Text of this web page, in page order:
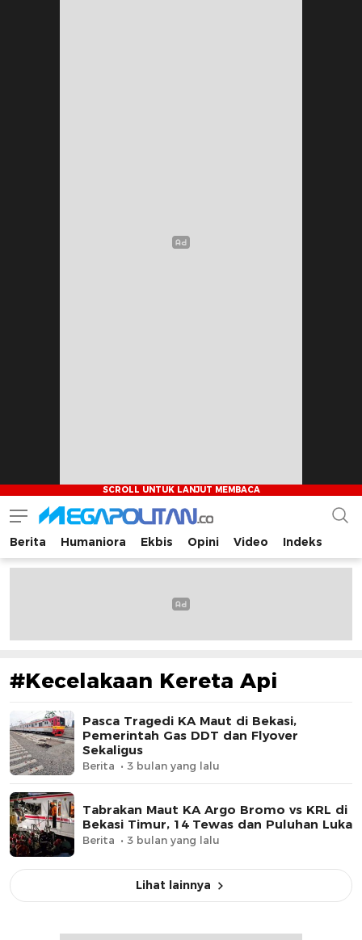
Megapolitan.co
Menyajikan berita-berita fakta bagi pembaca
Berita Humaniora Ekbis Opini Video Indeks
#Kecelakaan Kereta Api
Pasca Tragedi KA Maut di Bekasi,
Pemerintah Gas DDT dan Flyover
Sekaligus
Berita 3 bulan yang lalu
Tabrakan Maut KA Argo Bromo vs KRL di
Bekasi Timur, 14 Tewas dan Puluhan Luka
Berita 3 bulan yang lalu
Lihat lainnya